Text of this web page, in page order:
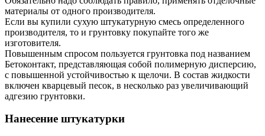
материалы от одного производителя.
Если вы купили сухую штукатурную смесь определенного
производителя, то и грунтовку покупайте того же
изготовителя.
Повышенным спросом пользуется грунтовка под названием
Бетоконтакт, представляющая собой полимерную дисперсию,
с повышенной устойчивостью к щелочи. В состав жидкости
включен кварцевый песок, в несколько раз увеличивающий
адгезию грунтовки.
Нанесение штукатурки